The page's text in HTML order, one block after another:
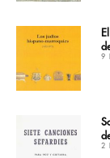
9
2